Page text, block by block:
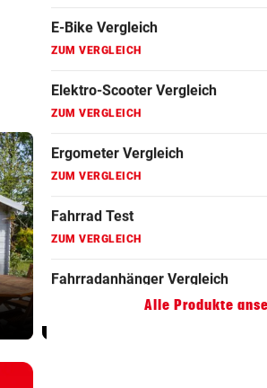
Polizisten-
Mangel: „Es droht
ein Kahlschlag!“
war halt
Fahrradanhänger Vergleich
Faszienrolle Vergleich
Hoverboard Vergleich
Kinderfahrrad Vergleich
Alle Produkte